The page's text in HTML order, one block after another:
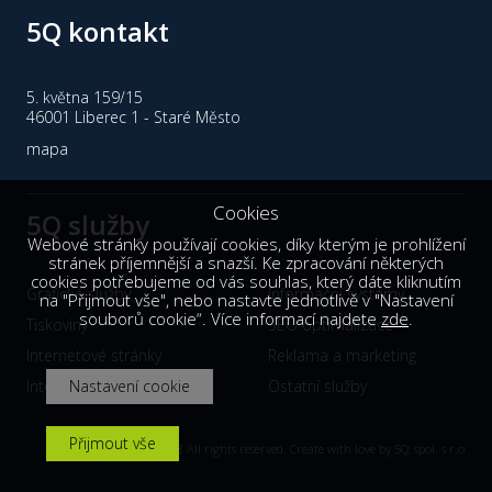
konzultace, analýza
5Q kontakt
5. května 159/15
46001 Liberec 1 - Staré Město
mapa
5Q služby
Grafické služby
Tiskoviny
Internetové stránky
Internetové obchody
Informační systémy
SEO optimalizace
Reklama a marketing
Ostatní služby
© 2018 All rights reserved. Create with love by 5Q, spol. s r.o
Cookies
Webové stránky používají cookies, díky kterým je prohlížení
stránek příjemnější a snazší. Ke zpracování některých
cookies potřebujeme od vás souhlas, který dáte kliknutím
na "Přijmout vše", nebo nastavte jednotlivě v "Nastavení
souborů cookie“. Více informací najdetezde.
Nastavení cookie
Přijmout vše